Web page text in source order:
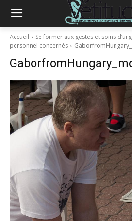
Accueil
Se former aux gestes et soins
personnel concernés